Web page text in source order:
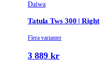
Daiwa
Tatula Tws 300 | Right
Flera varianter
3 889 kr